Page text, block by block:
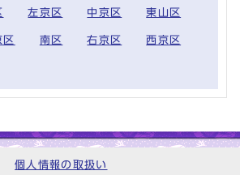
左京区 中京区 東山区
区 南区 右京区 西京区
個人情報の取扱い